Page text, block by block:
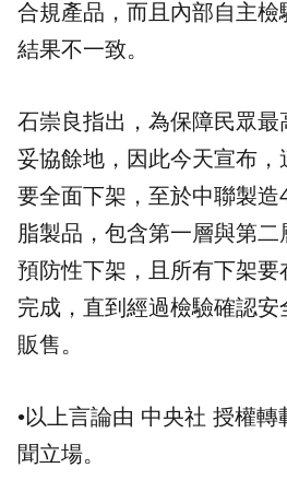
合規產品，而且內部自主檢
結果不一致。
石崇良指出，為保障民眾
妥協餘地，因此今天宣布，
要全面下架，至於中聯製造
脂製品，包含第一層與第
預防性下架，且所有下架
完成，直到經過檢驗確認安
販售。
•以上言論由 中央社 授權
聞立場。